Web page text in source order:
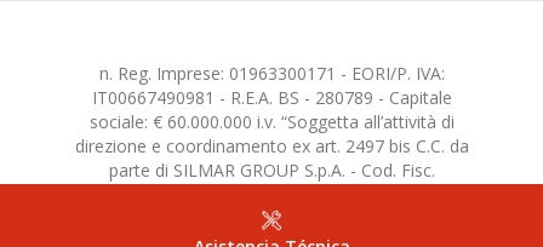
n. Reg. Imprese: 01963300171 - EORI/P. IVA:
IT00667490981 - R.E.A. BS - 280789 - Capitale
sociale: € 60.000.000 i.v. “Soggetta all’attività di
direzione e coordinamento ex art. 2497 bis C.C. da
parte di SILMAR GROUP S.p.A. - Cod. Fisc.